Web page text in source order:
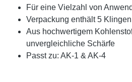
Für eine Vielzahl von
Verpackung enthält 5 Klingen
Aus hochwertigem
unvergleichliche Schärfe
Passt zu: AK-1 & AK-4